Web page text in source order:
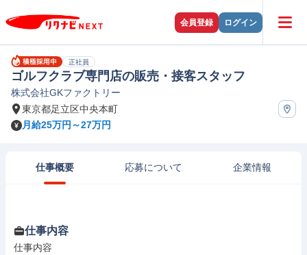
会員登録 ログイン
正社員
ゴルフクラブ専門店の販売・接客スタッフ
株式会社GKファクトリー
東京都足立区中央本町
月給25万円～27万円
仕事概要 応募について 企業情報
仕事内容
仕事内容